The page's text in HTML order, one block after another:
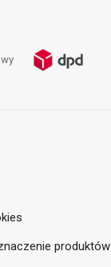
produktów